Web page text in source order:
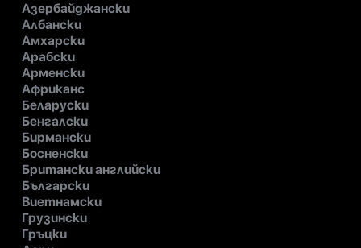
Азербайджански
Албански
Амхарски
Арабски
Арменски
Африканс
Беларуски
Бенгалски
Бирмански
Босненски
Британски английски
Български
Виетнамски
Грузински
Гръцки